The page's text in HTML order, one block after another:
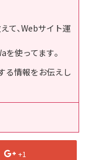
て､Webサイト運
を使ってます｡
る情報をお伝えし
+1